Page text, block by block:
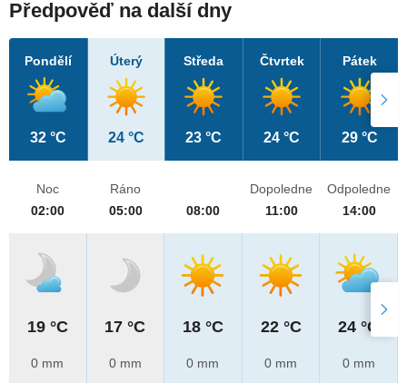
Předpověď na další dny
Pondělí
32 °C
Úterý
24 °C
Středa
23 °C
Čtvrtek
24 °C
Pátek
29 °C
Noc
02:00
19 °C
0 mm
Ráno
05:00
17 °C
0 mm
08:00
18 °C
0 mm
Dopoledne
11:00
22 °C
0 mm
Odpoledne
14:00
24 °C
0 mm